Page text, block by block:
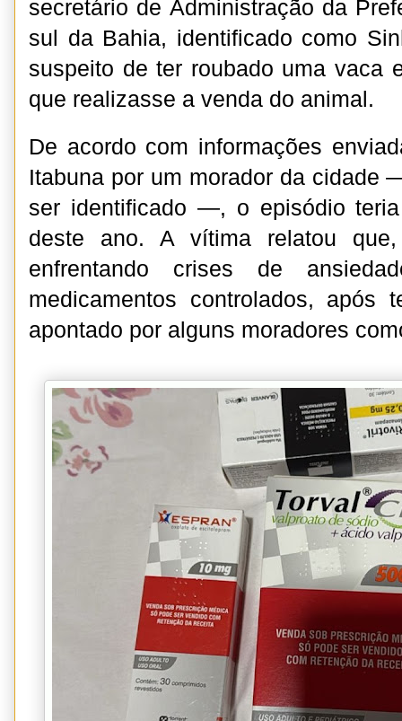
secretário de Administração da
sul da Bahia, identificado como
suspeito de ter roubado uma vaca
que realizasse a venda do animal.
De acordo com informações
Itabuna por um morador da cidade
ser identificado —, o episódio
deste ano. A vítima relatou
enfrentando crises de
medicamentos controlados, após
apontado por alguns moradores